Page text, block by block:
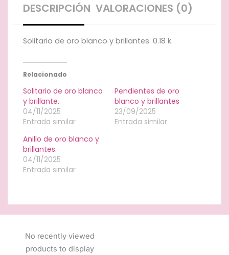
DESCRIPCIÓN VALORACIONES (0)
Solitario de oro blanco y brillantes. 0.18 k.
Relacionado
Solitario de oro blanco
y brillante.
04/11/2025
Entrada similar
Pendientes de oro
blanco y brillantes
23/09/2025
Entrada similar
Anillo de oro blanco y
brillantes.
04/11/2025
Entrada similar
No recently viewed
products to display